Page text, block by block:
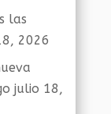
las
2026
julio 18,